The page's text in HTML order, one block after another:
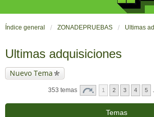
Índice general ZONADEPRUEBAS Ultimas
Ultimas adquisiciones
Nuevo Tema
353 temas 1 2 3 4 5
Temas